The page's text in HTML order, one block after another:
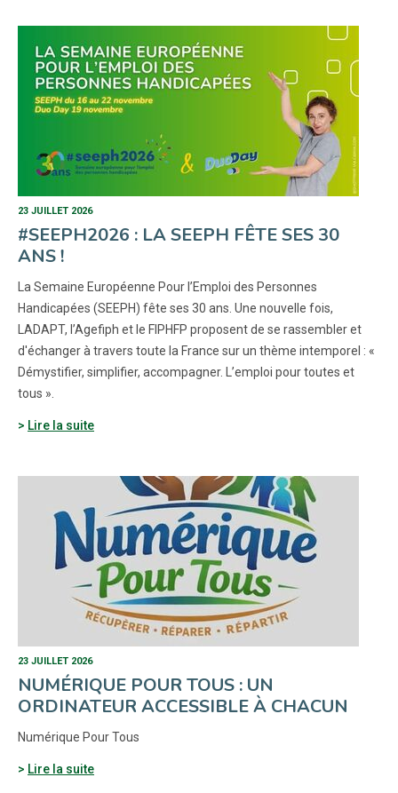
23 JUILLET 2026
#SEEPH2026 : LA SEEPH FÊTE SES 30
ANS !
La Semaine Européenne Pour l’Emploi des Personnes
Handicapées (SEEPH) fête ses 30 ans. Une nouvelle fois,
LADAPT, l’Agefiph et le FIPHFP proposent de se rassembler et
d'échanger à travers toute la France sur un thème intemporel : «
Démystifier, simplifier, accompagner. L’emploi pour toutes et
tous ».
Lire la suite
23 JUILLET 2026
NUMÉRIQUE POUR TOUS : UN
ORDINATEUR ACCESSIBLE À CHACUN
Numérique Pour Tous
Lire la suite